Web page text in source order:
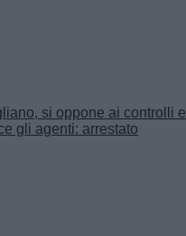
si oppone ai controlli e
gli agenti: arrestato